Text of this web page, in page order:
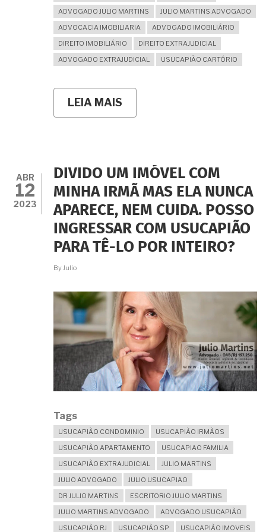
ADVOGADO JULIO MARTINS
JULIO MARTINS ADVOGADO
ADVOCACIA IMOBILIARIA
ADVOGADO IMOBILIÁRIO
DIREITO IMOBILIÁRIO
DIREITO EXTRAJUDICIAL
ADVOGADO EXTRAJUDICIAL
USUCAPIÃO CARTÓRIO
LEIA MAIS
PODE
DE
USUCAPIÃO
EXTRAJUDICIAL
DO
MEU
APARTAMENTO
EXIGIR
A
PRÉVIA
EDILÍCIO?
ABR
12
2023
DIVIDO UM IMÓVEL COM
MINHA IRMÃ MAS ELA NUNCA
APARECE, NEM CUIDA. POSSO
INGRESSAR COM USUCAPIÃO
PARA TÊ-LO POR INTEIRO?
ByJulio
Tags
USUCAPIÃO CONDOMINIO
USUCAPIÃO IRMÃOS
USUCAPIÃO APARTAMENTO
USUCAPIAO FAMILIA
USUCAPIÃO EXTRAJUDICIAL
JULIO MARTINS
JULIO ADVOGADO
JULIO USUCAPIAO
DR JULIO MARTINS
ESCRITORIO JULIO MARTINS
JULIO MARTINS ADVOGADO
ADVOGADO USUCAPIÃO
USUCAPIÃO RJ
USUCAPIÃO SP
USUCAPIÃO IMOVEIS